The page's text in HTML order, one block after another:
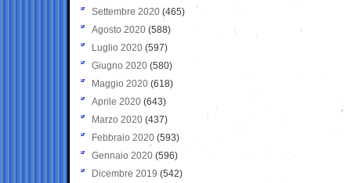
Settembre 2020(465)
Agosto 2020 (588)
Luglio 2020 (597)
Giugno 2020 (580)
Maggio 2020 (618)
Aprile 2020 (643)
Marzo 2020 (437)
Febbraio 2020 (593)
Gennaio 2020 (596)
Dicembre 2019 (542)